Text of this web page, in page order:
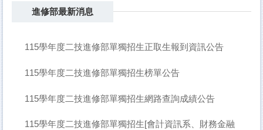
進修部最新消息
115學年度二技進修部單獨招生正取生報到資訊公告
115學年度二技進修部單獨招生榜單公告
115學年度二技進修部單獨招生網路查詢成績公告
115學年度二技進修部單獨招生[會計資訊系、財務金融